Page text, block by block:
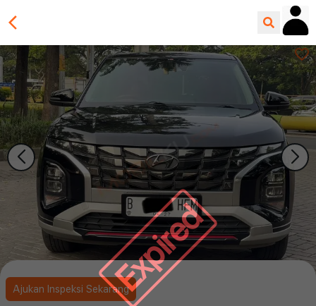
Expired
Ajukan Inspeksi Sekarang